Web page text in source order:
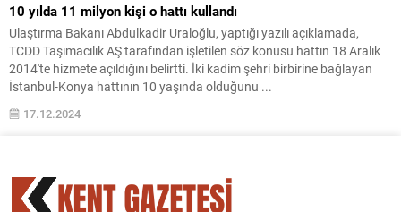
10 yılda 11 milyon kişi o hattı kullandı
Ulaştırma Bakanı Abdulkadir Uraloğlu, yaptığı yazılı açıklamada,
TCDD Taşımacılık AŞ tarafından işletilen söz konusu hattın 18 Aralık
2014'te hizmete açıldığını belirtti. İki kadim şehri birbirine bağlayan
İstanbul-Konya hattının 10 yaşında olduğunu ...
17.12.2024